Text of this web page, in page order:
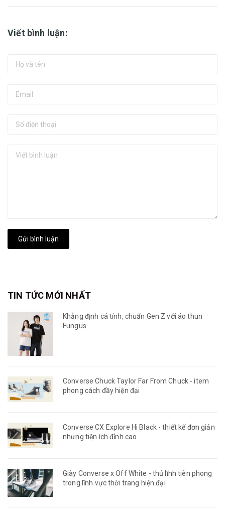
Viết bình luận:
Gửi bình luận
TIN TỨC MỚI NHẤT
Khẳng định cá tính, chuẩn Gen Z với áo thun
Fungus
Converse Chuck Taylor Far From Chuck - item
phong cách đầy hiện đại
Converse CX Explore Hi Black - thiết kế đơn giản
nhưng tiện ích đỉnh cao
Giày Converse x Off White - thủ lĩnh tiên phong
trong lĩnh vực thời trang hiện đại